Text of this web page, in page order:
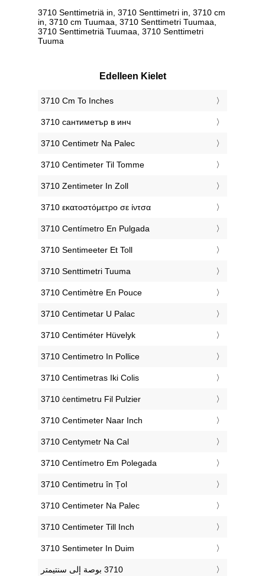
3710 Senttimetriä in, 3710 Senttimetri in, 3710 cm
in, 3710 cm Tuumaa, 3710 Senttimetri Tuumaa,
3710 Senttimetriä Tuumaa, 3710 Senttimetri
Tuuma
Edelleen Kielet
‎3710 Cm To Inches
‎3710 сантиметър в инч
‎3710 Centimetr Na Palec
‎3710 Centimeter Til Tomme
‎3710 Zentimeter In Zoll
‎3710 εκατοστόμετρο σε ίντσα
‎3710 Centímetro En Pulgada
‎3710 Sentimeeter Et Toll
‎3710 Senttimetri Tuuma
‎3710 Centimètre En Pouce
‎3710 Centimetar U Palac
‎3710 Centiméter Hüvelyk
‎3710 Centimetro In Pollice
‎3710 Centimetras Iki Colis
‎3710 ċentimetru Fil Pulzier
‎3710 Centimeter Naar Inch
‎3710 Centymetr Na Cal
‎3710 Centímetro Em Polegada
‎3710 Centimetru în Țol
‎3710 Centimeter Na Palec
‎3710 Centimeter Till Inch
‎3710 Sentimeter In Duim